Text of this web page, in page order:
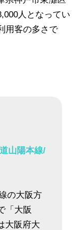
人となってい
用客の多さで
山陽本線/
の大阪方
「大阪
大阪府大